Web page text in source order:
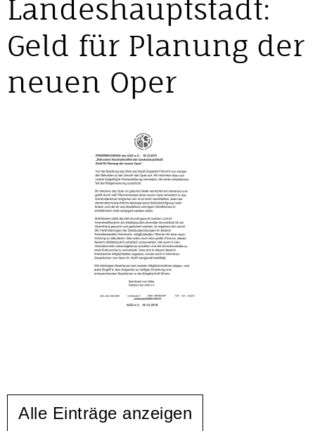
Landeshauptstadt:
Geld für Planung der
neuen Oper
Alle Einträge anzeigen